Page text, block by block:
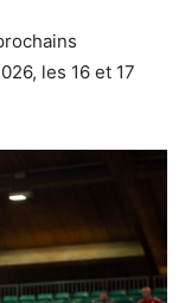
les 16 et 17